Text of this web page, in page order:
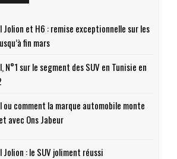
Jolion et H6 : remise exceptionnelle sur les
fin mars
N°1 sur le segment des SUV en Tunisie en
ou comment la marque automobile monte
avec Ons Jabeur
Jolion : le SUV joliment réussi